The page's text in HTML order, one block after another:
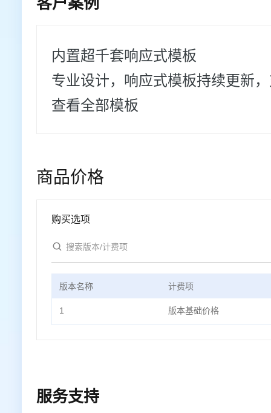
内置超千套响应式模板
专业设计，响应式模板持续更新
查看全部模板
商品价格
购买选项
版本名称 计费项
1 版本基础价格
服务支持